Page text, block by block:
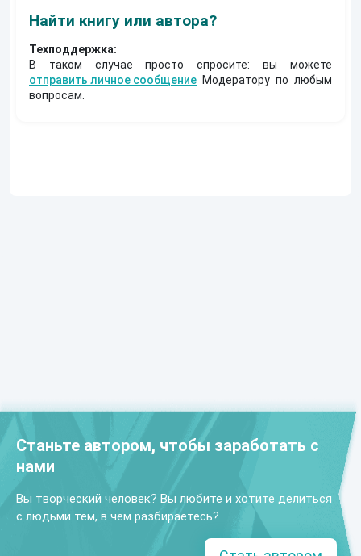
Найти книгу или автора?
Техподдержка:
В таком случае просто спросите: вы можете
отправить личное сообщение Модератору по любым
вопросам.
Станьте автором, чтобы заработать с
нами
Вы творческий человек? Вы любите и хотите делиться
с людьми тем, в чем разбираетесь?